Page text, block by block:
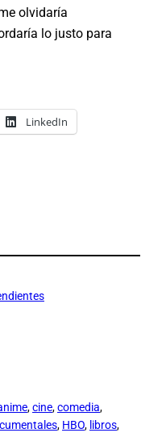
olvidaría
lo justo para
LinkedIn
, cine, comedia
, HBO, libros